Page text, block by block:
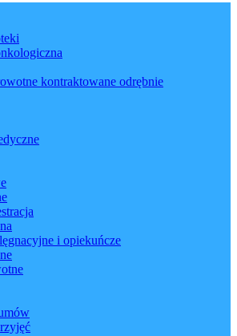
kontraktowane odrębnie
i opiekuńcze